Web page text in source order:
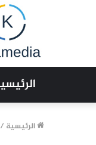
الرئيسية /